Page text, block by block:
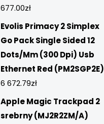
677.00zł
Evolis Primacy 2 Simplex
Go Pack Single Sided 12
Dots/Mm (300 Dpi) Usb
Ethernet Red (PM2SGP2E)
6 672.79zł
Apple Magic Trackpad 2
srebrny (MJ2R2ZM/A)